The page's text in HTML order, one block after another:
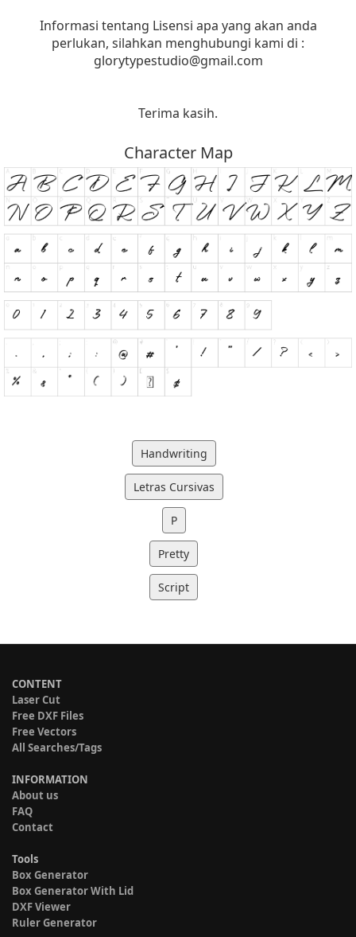
Informasi tentang Lisensi apa yang akan anda
perlukan, silahkan menghubungi kami di :
glorytypestudio@gmail.com
Terima kasih.
Character Map
Handwriting
Letras Cursivas
P
Pretty
Script
CONTENT
Laser Cut
Free DXF Files
Free Vectors
All Searches/Tags
INFORMATION
About us
FAQ
Contact
Tools
Box Generator
Box Generator With Lid
DXF Viewer
Ruler Generator